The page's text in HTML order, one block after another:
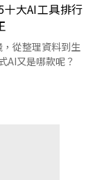
大AI工具排行
從整理資料到生
AI又是哪款呢？